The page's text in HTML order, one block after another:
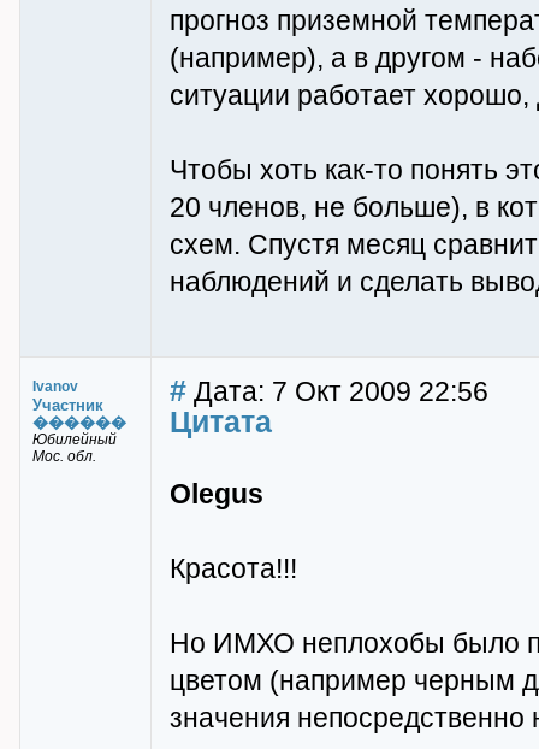
прогноз приземной
(например), а в другом -
ситуации работает хорошо,
Чтобы хоть как-то понять
20 членов, не больше), в
схем. Спустя месяц
наблюдений и сделать
Ivanov
Участник
������
Юбилейный
Мос. обл.
# Дата: 7 Окт 2009 22:56
Цитата
Olegus
Красота!!!
Но ИМХО неплохобы было
цветом (например черным
значения непосредственно